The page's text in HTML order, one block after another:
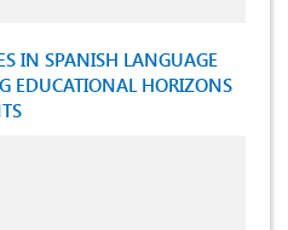
IN SPANISH LANGUAGE
EDUCATIONAL HORIZONS